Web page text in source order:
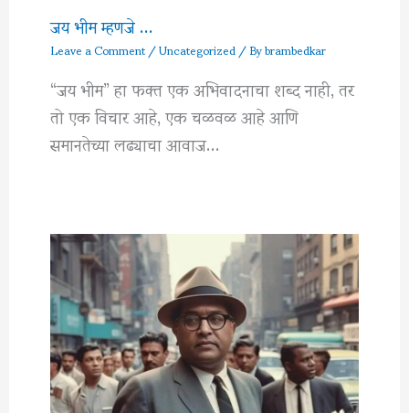
जय भीम म्हणजे …
Leave a Comment/Uncategorized/ Bybrambedkar
“जय भीम” हा फक्त एक अभिवादनाचा शब्द नाही, तर
तो एक विचार आहे, एक चळवळ आहे आणि
समानतेच्या लढ्याचा आवाज…